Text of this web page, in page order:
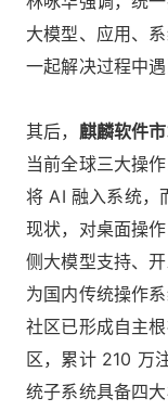
大模型、应用、
一起解决过程中
其后， 麒麟软件
当前全球三大操
将 AI 融入系统，
现状，对桌面操
侧大模型支持、
为国内传统操作
社区已形成自主
区，累计 210 万
统子系统具备四